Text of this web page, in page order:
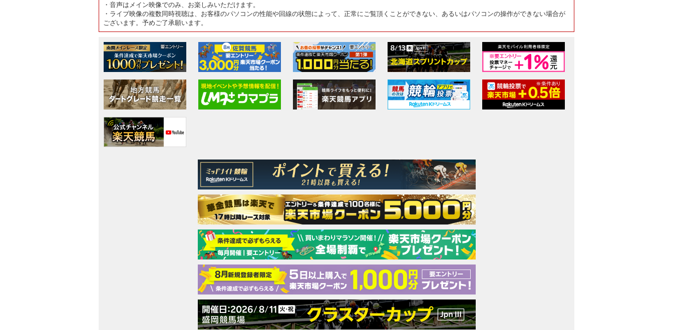
・音声はメイン映像でのみ、お楽しみいただけます。
・ライブ映像の複数同時視聴は、お客様のパソコンの性能や回線の状態によって、正常にご覧頂くことができない、あるいはパソコンの操作ができない場合が
ございます。予めご了承願います。